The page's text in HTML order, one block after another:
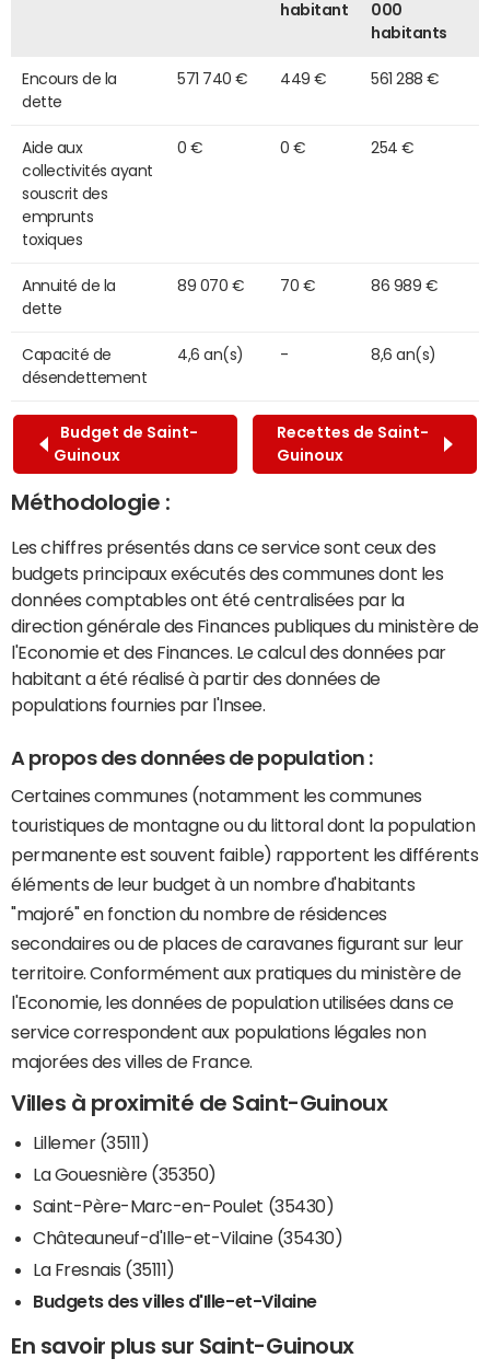
habitant
000
habitants
Encours de la
dette
571 740 € 449 € 561 288 €
Aide aux
collectivités ayant
souscrit des
emprunts
toxiques
0 € 0 € 254 €
Annuité de la
dette
89 070 € 70 € 86 989 €
Capacité de
désendettement
4,6 an(s) - 8,6 an(s)
Budget de Saint-
Guinoux
Recettes de Saint-
Guinoux
Méthodologie :
Les chiffres présentés dans ce service sont ceux des
budgets principaux exécutés des communes dont les
données comptables ont été centralisées par la
direction générale des Finances publiques du ministère de
l'Economie et des Finances. Le calcul des données par
habitant a été réalisé à partir des données de
populations fournies par l'Insee.
A propos des données de population :
Certaines communes (notamment les communes
touristiques de montagne ou du littoral dont la population
permanente est souvent faible) rapportent les différents
éléments de leur budget à un nombre d'habitants
"majoré" en fonction du nombre de résidences
secondaires ou de places de caravanes figurant sur leur
territoire. Conformément aux pratiques du ministère de
l'Economie, les données de population utilisées dans ce
service correspondent aux populations légales non
majorées des villes de France.
Villes à proximité de Saint-Guinoux
Lillemer (35111)
La Gouesnière (35350)
Saint-Père-Marc-en-Poulet (35430)
Châteauneuf-d'Ille-et-Vilaine (35430)
La Fresnais (35111)
Budgets des villes d'Ille-et-Vilaine
En savoir plus sur Saint-Guinoux